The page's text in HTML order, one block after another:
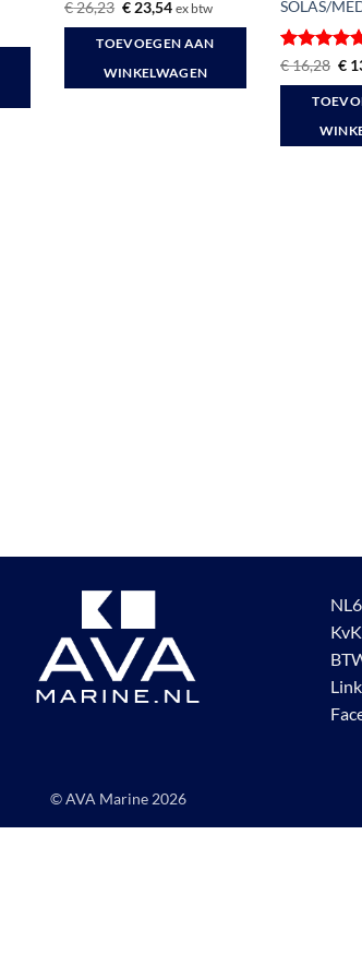
€26,23 Oorspronkelijke
prijs
was:
€ 26,23.
€ 23,54Huidige
is:
€ 23,54.
ex btw
TOEVOEGEN AAN
WINKELWAGEN
SOLAS/
€16,28
€
€
© AVA Marine2026